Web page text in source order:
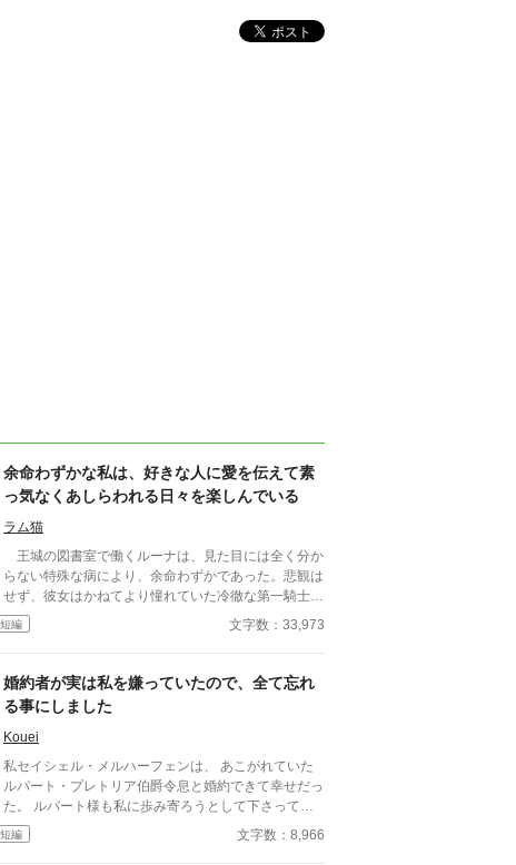
余命わずかな私は、好きな人に愛を伝えて素
っ気なくあしらわれる日々を楽しんでいる
ラム猫
王城の図書室で働くルーナは、見た目には全く分か
らない特殊な病により、余命わずかであった。悲観は
せず、彼女はかねてより憧れていた冷徹な第一騎士団
長アシェンに毎日愛を告白し、彼の困惑した反応を見
ることを最後の人生の楽しみとする。アシェンは一貫
きな告白は、彼の無関心だった心に少しずつ波紋を広
げていった。 ※『小説家になろう』様『カクヨム』
様にも同じ作品を投稿しています ※全十七話で完結
の予定でしたが、勝手ながら二話ほど追加させていた
だきます。公開は同時に行うので、完結予定日は変わ
りません。本編は十五話まで、その後は番外編になり
ます。
短編 文字数：33,973
婚約者が実は私を嫌っていたので、全て忘れ
る事にしました
Kouei
私セイシェル・メルハーフェンは、 あこがれていた
ルパート・プレトリア伯爵令息と婚約できて幸せだっ
た。 ルパート様も私に歩み寄ろうとして下さってい
る。 けれど私は聞いてしまった。ルパート様の本音
を。 『我慢するしかない』 『彼女といると疲れる』
短編 文字数：8,966